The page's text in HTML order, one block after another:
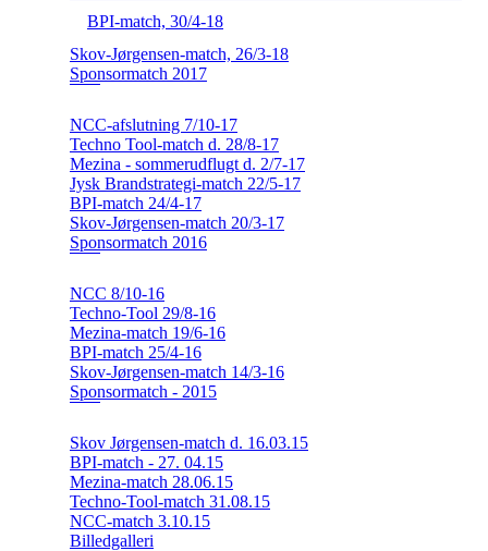
BPI-match, 30/4-18
Skov-Jørgensen-match, 26/3-18
Sponsormatch 2017
NCC-afslutning 7/10-17
Techno Tool-match d. 28/8-17
Mezina - sommerudflugt d. 2/7-17
Jysk Brandstrategi-match 22/5-17
BPI-match 24/4-17
Skov-Jørgensen-match 20/3-17
Sponsormatch 2016
NCC 8/10-16
Techno-Tool 29/8-16
Mezina-match 19/6-16
BPI-match 25/4-16
Skov-Jørgensen-match 14/3-16
Sponsormatch - 2015
Skov Jørgensen-match d. 16.03.15
BPI-match - 27. 04.15
Mezina-match 28.06.15
Techno-Tool-match 31.08.15
NCC-match 3.10.15
Billedgalleri